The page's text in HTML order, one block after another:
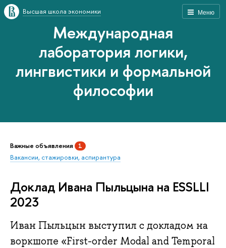
Меню
Высшая школа экономики
Международная
лаборатория логики,
лингвистики и формальной
философии
Важные объявления 1
Вакансии, стажировки, аспирантура
Доклад Ивана Пыльцына на ESSLLI
2023
Иван Пыльцын выступил с докладом на
воркшопе «First-order Modal and Temporal